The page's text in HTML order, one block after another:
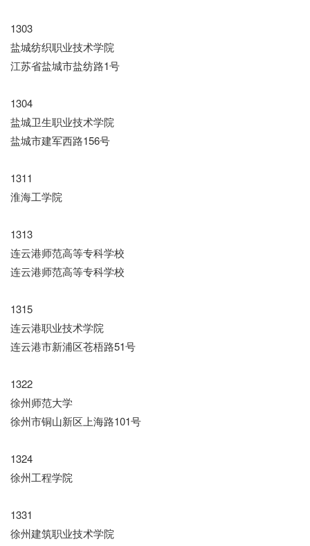
1303
盐城纺织职业技术学院
江苏省盐城市盐纺路1号
1304
盐城卫生职业技术学院
盐城市建军西路156号
1311
淮海工学院
1313
连云港师范高等专科学校
连云港师范高等专科学校
1315
连云港职业技术学院
连云港市新浦区苍梧路51号
1322
徐州师范大学
徐州市铜山新区上海路101号
1324
徐州工程学院
1331
徐州建筑职业技术学院